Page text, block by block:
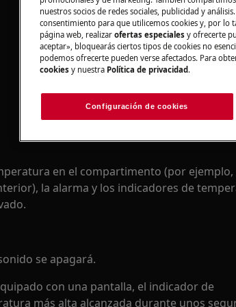
en el compartimento (por ejemplo,
la alarma y los indicadores de
se apagará.
con una pantalla, el indicador de
más alta alcanzada durante unos
nuestros socios de redes sociales, publicidad y
consentimiento para que utilicemos cookies y, por lo
página web, realizar ofertas especiales y ofrecerte
aceptar», bloquearás ciertos tipos de cookies no
podemos ofrecerte pueden verse afectados. Para
cookies y nuestra Política de privacidad .
Configuración de cookies